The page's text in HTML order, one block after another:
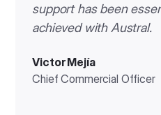
support has been
achieved with Austral.
Victor Mejía
Chief Commercial Officer